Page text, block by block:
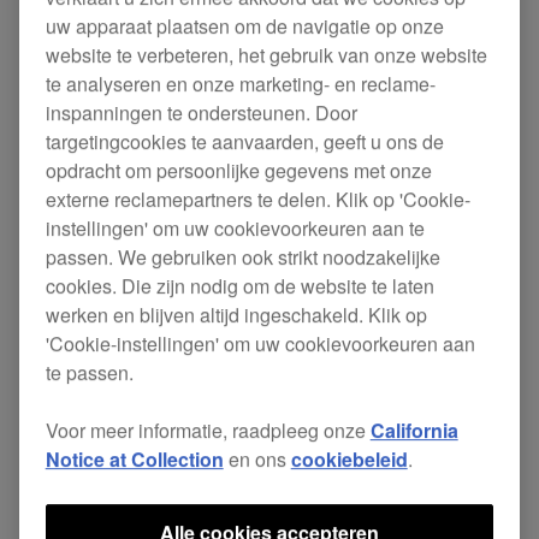
De SVM-1000, ontworpen om te gebruiken met
onzeDVJ-1000DVD/CD-decks, verleent je een
uitgebreide controle dooralle audio- en video-
elementen van je optreden te synchroniseren
Zelfs pure audio-DJ's kunnen - synchroon met de
muziek - gemakkelijk visuals toevoegen uit de
ingebouwde visualiser van de SVM-1000.
Uitgerust met een
24-bitgeluid van studiokwaliteiten MIDI-
connectiviteit werkt de SVM-1000 ongeveer
betekent dat voor DJ's de deuren naar totale AV-
uw apparaat plaatsen om de navigatie op onze
website te verbeteren, het gebruik van onze website
te analyseren en onze marketing- en reclame-
inspanningen te ondersteunen. Door
targetingcookies te aanvaarden, geeft u ons de
opdracht om persoonlijke gegevens met onze
externe reclamepartners te delen. Klik op 'Cookie-
instellingen' om uw cookievoorkeuren aan te
passen. We gebruiken ook strikt noodzakelijke
cookies. Die zijn nodig om de website te laten
werken en blijven altijd ingeschakeld. Klik op
'Cookie-instellingen' om uw cookievoorkeuren aan
te passen.
Voor meer informatie, raadpleeg onzeCalifornia
Notice at Collection en onscookiebeleid.
Alle cookies accepteren